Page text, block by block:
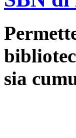
sia